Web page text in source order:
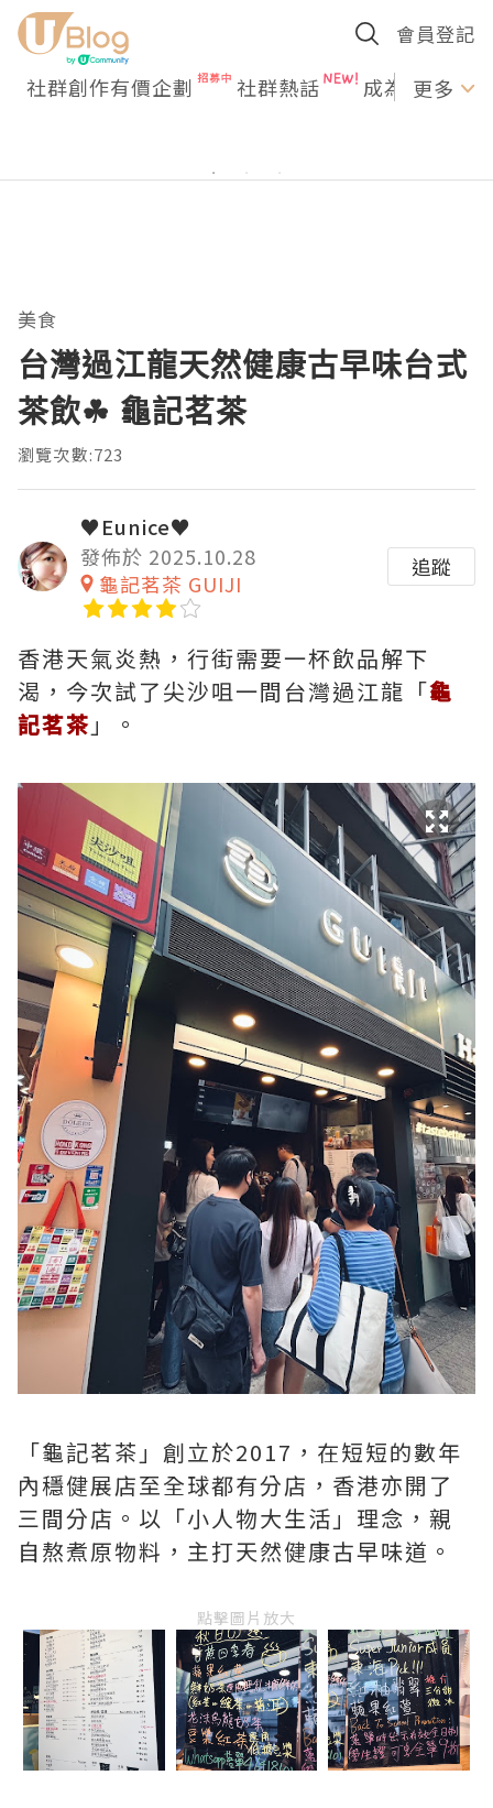
會員登記
社群創作有價企劃 社群熱話 成為U更多
美食
台灣過江龍天然健康古早味台式
茶飲☘ 龜記茗茶
瀏覽次數:723
♥Eunice♥
發佈於 2025.10.28
龜記茗茶 GUIJI
追蹤
香港天氣炎熱，行街需要一杯飲品解下
渴，今次試了尖沙咀一間台灣過江龍「龜
記茗茶 」。
「龜記茗茶」創立於2017，在短短的數年
內穩健展店至全球都有分店，香港亦開了
三間分店。以「小人物大生活」理念，親
自熬煮原物料，主打天然健康古早味道。
點擊圖片放大